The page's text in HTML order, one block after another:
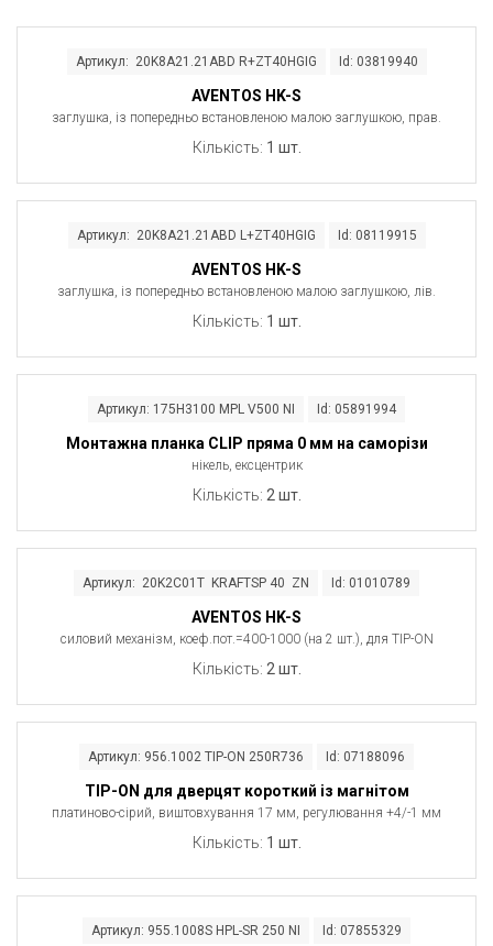
Артикул: 20K8A21.21ABD R+ZT40HGIG Id: 03819940
AVENTOS HK-S
заглушка, із попередньо встановленою малою заглушкою, прав.
Кількість: 1 шт.
Артикул: 20K8A21.21ABD L+ZT40HGIG Id: 08119915
AVENTOS HK-S
заглушка, із попередньо встановленою малою заглушкою, лів.
Кількість: 1 шт.
Артикул: 175H3100 MPL V500 NI Id: 05891994
Монтажна планка CLIP пряма 0 мм на саморізи
нікель, ексцентрик
Кількість: 2 шт.
Артикул: 20K2C01T KRAFTSP 40 ZN Id: 01010789
AVENTOS HK-S
силовий механізм, коеф.пот.=400-1000 (на 2 шт.), для TIP-ON
Кількість: 2 шт.
Артикул: 956.1002 TIP-ON 250R736 Id: 07188096
TIP-ON для дверцят короткий із магнітом
платиново-сірий, виштовхування 17 мм, регулювання +4/-1 мм
Кількість: 1 шт.
Артикул: 955.1008S HPL-SR 250 NI Id: 07855329